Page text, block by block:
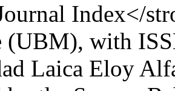
Index</
(UBM), with
Laica Eloy